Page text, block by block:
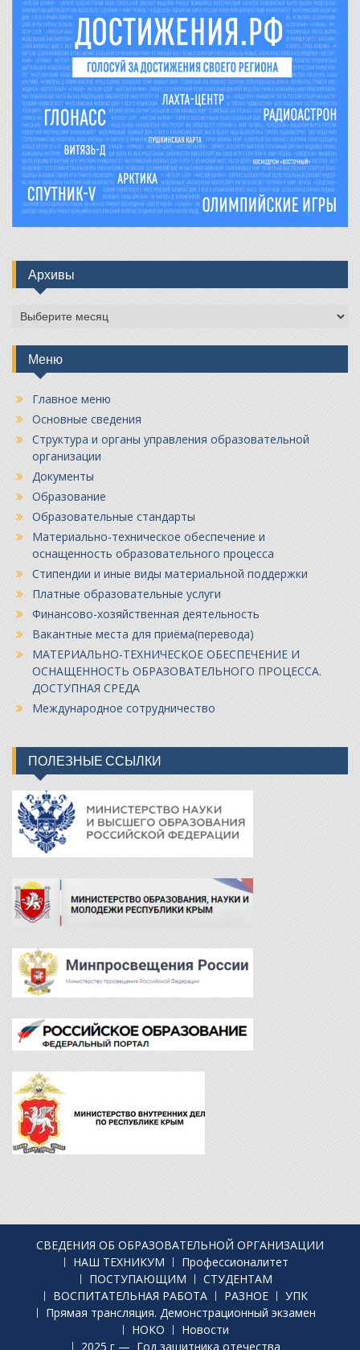
Архивы
Архивы
Меню
Главное меню
Основные сведения
Структура и органы управления образовательной
организации
Документы
Образование
Образовательные стандарты
Материально-техническое обеспечение и
оснащенность образовательного процесса
Стипендии и иные виды материальной поддержки
Платные образовательные услуги
Финансово-хозяйственная деятельность
Вакантные места для приёма(перевода)
МАТЕРИАЛЬНО-ТЕХНИЧЕСКОЕ ОБЕСПЕЧЕНИЕ И
ОСНАЩЕННОСТЬ ОБРАЗОВАТЕЛЬНОГО ПРОЦЕССА.
ДОСТУПНАЯ СРЕДА
Международное сотрудничество
ПОЛЕЗНЫЕ ССЫЛКИ
СВЕДЕНИЯ ОБ ОБРАЗОВАТЕЛЬНОЙ ОРГАНИЗАЦИИ
НАШ ТЕХНИКУМ
Профессионалитет
ПОСТУПАЮЩИМ
СТУДЕНТАМ
ВОСПИТАТЕЛЬНАЯ РАБОТА
РАЗНОЕ
УПК
Прямая трансляция. Демонстрационный экзамен
НОКО
Новости
2025 г — Год защитника отечества